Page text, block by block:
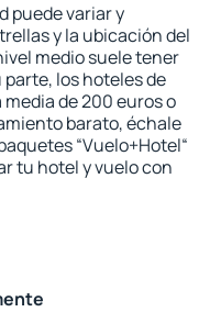
puede variar y
y la ubicación del
medio suele tener
los hoteles de
de 200 euros o
barato, échale
“Vuelo+Hotel“
tu hotel y vuelo con